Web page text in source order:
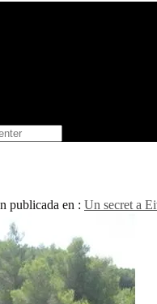
publicada en : Un secret a